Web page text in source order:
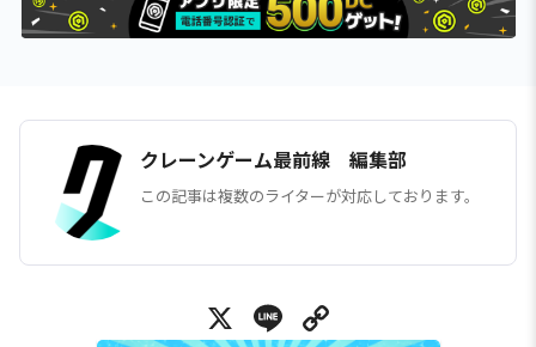
クレーンゲーム最前線 編集部
この記事は複数のライターが対応しております。
X Line